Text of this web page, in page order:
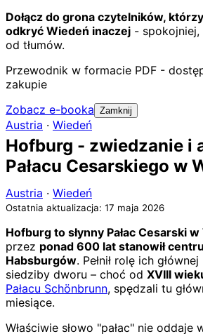
Dołącz do grona czytelników,
odkryć Wiedeń inaczej -
od tłumów.
Przewodnik w formacie PDF -
zakupie
Zobacz e-booka Zamknij
Austria · Wiedeń
Hofburg - zwiedzanie i
Pałacu Cesarskiego w
Austria · Wiedeń
Ostatnia aktualizacja: 17 maja 2026
Hofburg to słynny Pałac Cesarski
przez ponad 600 lat stanowił
Habsburgów. Pełnił rolę ich
siedziby dworu – choć od XVIII
Pałacu Schönbrunn, spędzali tu
miesiące.
Właściwie słowo "pałac" nie oddaje